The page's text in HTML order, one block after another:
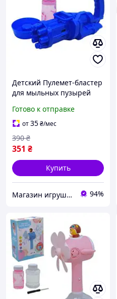
Детский Пулемет-бластер
для мыльных пузырей
Готово к отправке
от35₴/мес
351 ₴
390 ₴
Купить
Магазин игрушек "Toy and Joy" – мир детских мечтаний, вдохновения и развития! 94%